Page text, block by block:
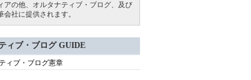
アの他、オルタナティブ・ブログ、及び
会社に提供されます。
ィブ・ブログ GUIDE
ィブ・ブログ憲章